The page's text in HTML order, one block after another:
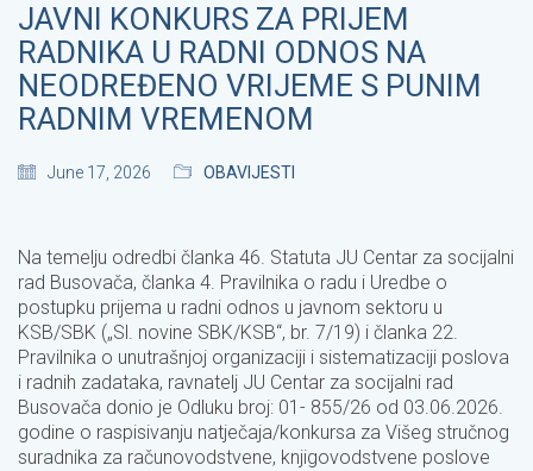
JAVNI KONKURS ZA PRIJEM
RADNIKA U RADNI ODNOS NA
NEODREĐENO VRIJEME S PUNIM
RADNIM VREMENOM
June 17, 2026 OBAVIJESTI
Na temelju odredbi članka 46. Statuta JU Centar za socijalni
rad Busovača, članka 4. Pravilnika o radu i Uredbe o
postupku prijema u radni odnos u javnom sektoru u
KSB/SBK („Sl. novine SBK/KSB“, br. 7/19) i članka 22.
Pravilnika o unutrašnjoj organizaciji i sistematizaciji poslova
i radnih zadataka, ravnatelj JU Centar za socijalni rad
Busovača donio je Odluku broj: 01- 855/26 od 03.06.2026.
godine o raspisivanju natječaja/konkursa za Višeg stručnog
suradnika za računovodstvene, knjigovodstvene poslove